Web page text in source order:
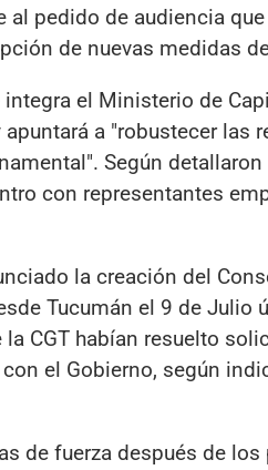
al pedido de audiencia
de nuevas medidas
integra el Ministerio de
a "robustecer
Según
con representantes
la creación del
Tucumán el 9 de Julio
CGT habían resuelto
el Gobierno, según
de fuerza después de